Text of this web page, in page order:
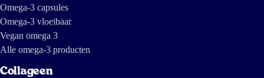
Omega-3 capsules
Omega-3 vloeibaar
Vegan omega 3
Alle omega-3 producten
Collageen